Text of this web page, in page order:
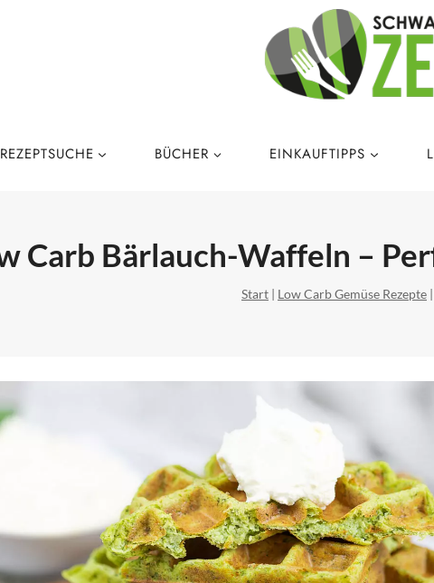
REZEPTSUCHE BÜCHER EINKAUFTIPPS
Carb Bärlauch-Waffeln –
Start | Low Carb Gemüse Rezepte |